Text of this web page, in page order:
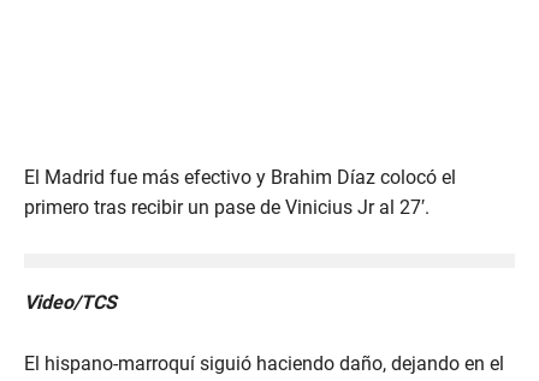
El Madrid fue más efectivo y Brahim Díaz colocó el
primero tras recibir un pase de Vinicius Jr al 27′.
Video/TCS
El hispano-marroquí siguió haciendo daño, dejando en el